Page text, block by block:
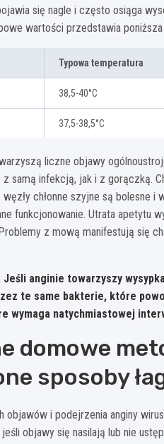
się nagle i często osiąga
wartości przedstawia poniższa
Typowa temperatura
38,5-40°C
37,5-38,5°C
liczne objawy
samą infekcją, jak i z gorączką.
chłonne szyjne są bolesne
funkcjonowanie. Utrata apetytu
z mową manifestują się
anginie towarzyszy
te same bakterie, które
wymaga natychmiastowej
domowe
sposoby
objawów i podejrzenia anginy
objawy się nasilają lub nie